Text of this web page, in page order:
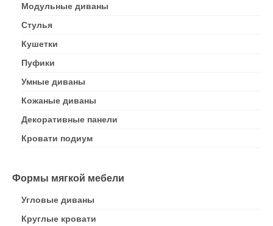
Модульные диваны
Стулья
Кушетки
Пуфики
Умные диваны
Кожаные диваны
Декоративные панели
Кровати подиум
Формы мягкой мебели
Угловые диваны
Круглые кровати